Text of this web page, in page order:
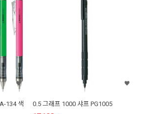
134 색
0.5 그래프 1000 샤프 PG1005